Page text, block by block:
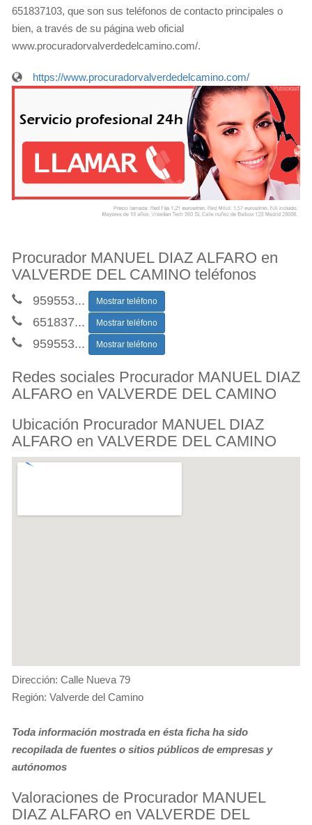
651837103, que son sus teléfonos de contacto principales o
bien, a través de su página web oficial
www.procuradorvalverdedelcamino.com/.
https://www.procuradorvalverdedelcamino.com/
Procurador MANUEL DIAZ ALFARO en
VALVERDE DEL CAMINO teléfonos
959553... Mostrar teléfono
651837... Mostrar teléfono
959553... Mostrar teléfono
Redes sociales Procurador MANUEL DIAZ
ALFARO en VALVERDE DEL CAMINO
Ubicación Procurador MANUEL DIAZ
ALFARO en VALVERDE DEL CAMINO
Dirección: Calle Nueva 79
Región: Valverde del Camino
Toda información mostrada en ésta ficha ha sido
recopilada de fuentes o sitios públicos de empresas y
autónomos
Valoraciones de Procurador MANUEL
DIAZ ALFARO en VALVERDE DEL